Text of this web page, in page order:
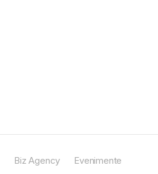
Biz Agency
Evenimente